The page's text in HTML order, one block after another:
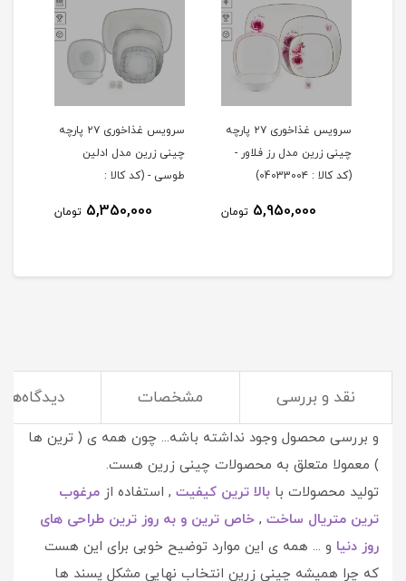
سرویس غذاخوری ۲۷ پارچه
چینی زرین مدل رز فلاور -
(کد کالا : 0403300۴)
5,950,000 تومان
سرویس غذاخوری ۲۷ پارچه
چینی زرین مدل ادلین
طوسی - (کد کالا :
5,350,000 تومان
نقد و بررسی مشخصات دیدگاه‌ها
وقتی پای چینی زرین وسط باشه شاید احتیاج زیادی به نقد
و بررسی محصول وجود نداشته باشه... چون همه ی ( ترین ها
) معمولا متعلق به محصولات چینی زرین هست.
تولید محصولات با بالا ترین کیفیت , استفاده از مرغوب
ترین متریال ساخت , خاص ترین و به روز ترین طراحی های
روز دنیا و ... همه ی این موارد توضیح خوبی برای این هست
که چرا همیشه چینی زرین انتخاب نهایی مشکل پسند ها